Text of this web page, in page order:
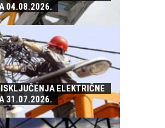
04.08.2026.
ELEKTRIČNE
31.07.2026.